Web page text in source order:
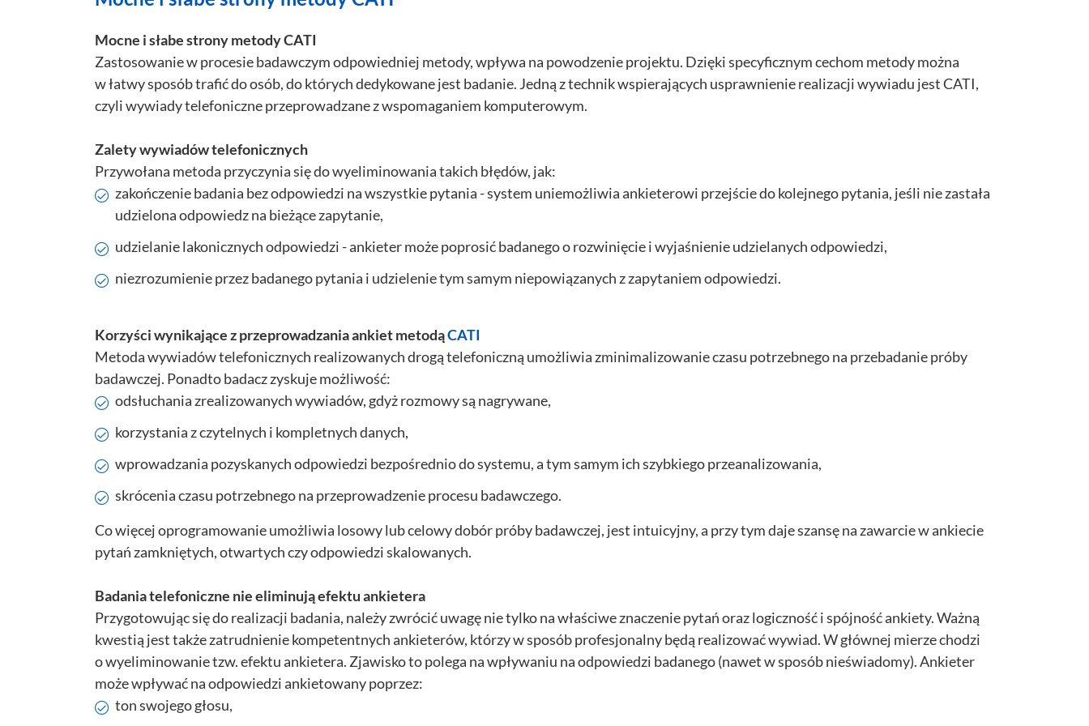
Mocne i słabe strony metody CATI
Zastosowanie w procesie badawczym odpowiedniej metody, wpływa na powodzenie projektu. Dzięki specyficznym cechom metody można
w łatwy sposób trafić do osób, do których dedykowane jest badanie. Jedną z technik wspierających usprawnienie realizacji wywiadu jest CATI,
czyli wywiady telefoniczne przeprowadzane z wspomaganiem komputerowym.
Zalety wywiadów telefonicznych
Przywołana metoda przyczynia się do wyeliminowania takich błędów, jak:
zakończenie badania bez odpowiedzi na wszystkie pytania - system uniemożliwia ankieterowi przejście do kolejnego pytania, jeśli nie zastała
udzielona odpowiedz na bieżące zapytanie,
udzielanie lakonicznych odpowiedzi - ankieter może poprosić badanego o rozwinięcie i wyjaśnienie udzielanych odpowiedzi,
niezrozumienie przez badanego pytania i udzielenie tym samym niepowiązanych z zapytaniem odpowiedzi.
Korzyści wynikające z przeprowadzania ankiet metodąCATI
Metoda wywiadów telefonicznych realizowanych drogą telefoniczną umożliwia zminimalizowanie czasu potrzebnego na przebadanie próby
badawczej. Ponadto badacz zyskuje możliwość:
odsłuchania zrealizowanych wywiadów, gdyż rozmowy są nagrywane,
korzystania z czytelnych i kompletnych danych,
wprowadzania pozyskanych odpowiedzi bezpośrednio do systemu, a tym samym ich szybkiego przeanalizowania,
skrócenia czasu potrzebnego na przeprowadzenie procesu badawczego.
Co więcej oprogramowanie umożliwia losowy lub celowy dobór próby badawczej, jest intuicyjny, a przy tym daje szansę na zawarcie w ankiecie
pytań zamkniętych, otwartych czy odpowiedzi skalowanych.
Badania telefoniczne nie eliminują efektu ankietera
Przygotowując się do realizacji badania, należy zwrócić uwagę nie tylko na właściwe znaczenie pytań oraz logiczność i spójność ankiety. Ważną
kwestią jest także zatrudnienie kompetentnych ankieterów, którzy w sposób profesjonalny będą realizować wywiad. W głównej mierze chodzi
o wyeliminowanie tzw. efektu ankietera. Zjawisko to polega na wpływaniu na odpowiedzi badanego (nawet w sposób nieświadomy). Ankieter
może wpływać na odpowiedzi ankietowany poprzez:
ton swojego głosu,